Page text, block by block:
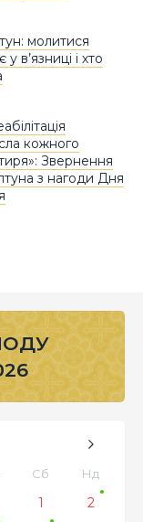
молитися
в’язниці і хто
кожного
Звернення
з нагоди Дня
Сб Нд
1
2